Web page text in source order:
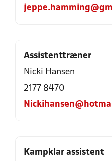
Assistenttræner
Nicki Hansen
2177 8470
Kampklar assistent